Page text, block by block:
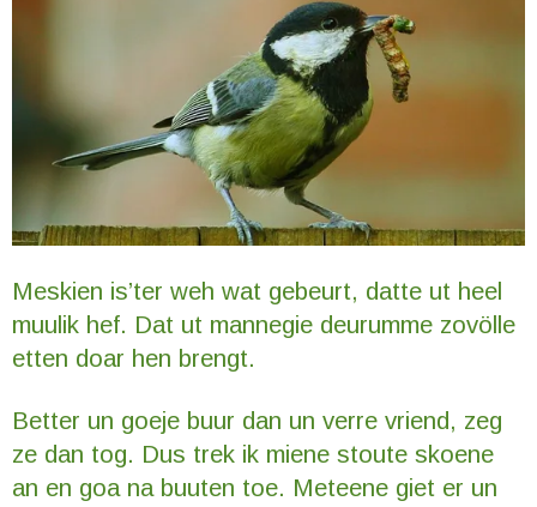
Meskien is’ter weh wat gebeurt, datte ut heel
muulik hef. Dat ut mannegie deurumme zovölle
etten doar hen brengt.
Better un goeje buur dan un verre vriend, zeg
ze dan tog. Dus trek ik miene stoute skoene
an en goa na buuten toe. Meteene giet er un